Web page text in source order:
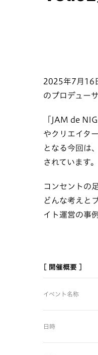
2025年7月16
のプロデュー
「JAM de
やクリエイタ
となる今回は
されています。
コンセントの
どんな考えと
イト運営の事
[ 開催概要 ]
イベント名称
日時